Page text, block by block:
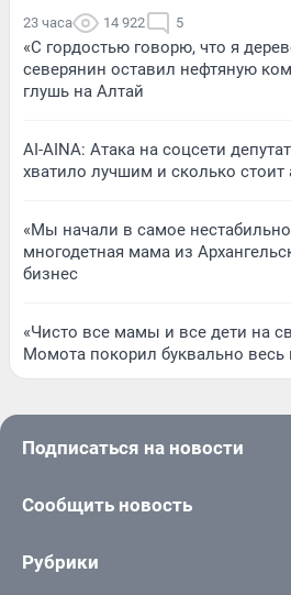
23 часа 14 922 5
«С гордостью говорю, что я
северянин оставил нефтяную
глушь на Алтай
AI-AINA: Атака на соцсети
хватило лучшим и сколько стоит
«Мы начали в самое
многодетная мама из
бизнес
«Чисто все мамы и все дети на
Момота покорил буквально весь
Подписаться на новости
Сообщить новость
Рубрики